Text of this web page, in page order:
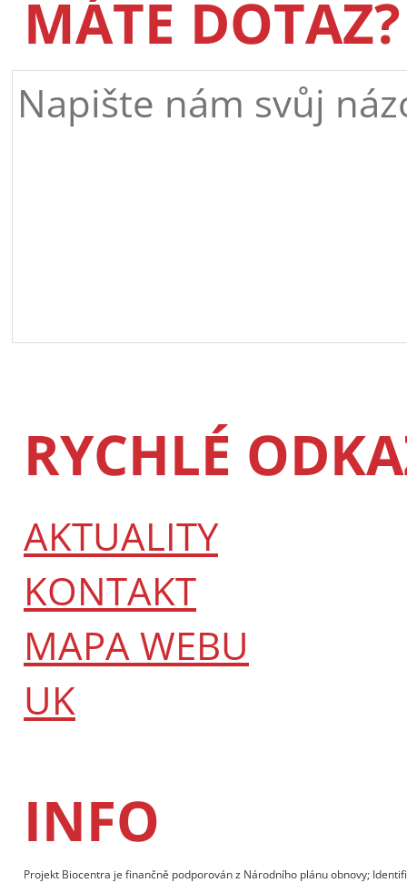
MÁTE DOTAZ?
RYCHLÉ
AKTUALITY
KONTAKT
MAPA WEBU
UK
INFO
Projekt Biocentra je finančně podporován z Národního plánu obnovy;